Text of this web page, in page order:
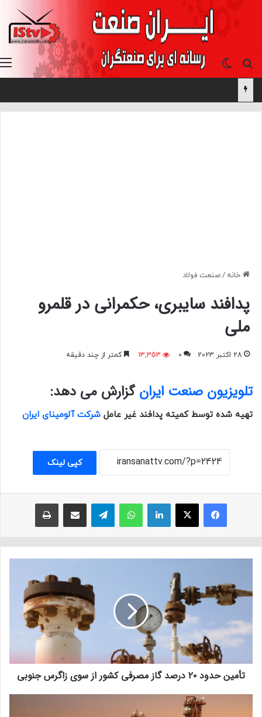
جستجو برایتغییر پوسته
خانه /صنعت فولاد
پدافند سایبری، حکمرانی در قلمرو
ملی
28 اکتبر 2023 0
13,353 کمتر از چند دقیقه
تلویزیون صنعت ایرانگزارش می دهد:
تهیه شده توسط کمیته پدافند غیر عامل شرکت آلومینای ایران
کپی لینک
فیسبوک ایکس لینکداین واتس آپ تلگرام
تأمین حدود ۲۰ درصد گاز مصرفی کشور از سوی زاگرس جنوبی